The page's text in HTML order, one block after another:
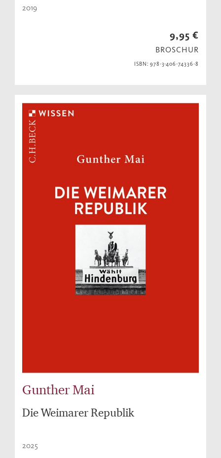
2019
9,95 €
BROSCHUR
ISBN: 978-3-406-74336-8
Gunther Mai
Die Weimarer Republik
2025